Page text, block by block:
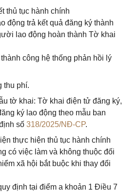
thủ tục hành chính
động trả kết quả đăng ký thành
lao động hoàn thành Tờ khai
công hệ thống phản hồi lý
thu phí.
tờ khai: Tờ khai điện tử đăng ký,
ký lao động theo mẫu ban
số 318/2025/NĐ-CP.
thực hiện thủ tục hành chính
có việc làm và không thuộc đối
xã hội bắt buộc khi thay đổi
định tại điểm a khoản 1 Điều 7